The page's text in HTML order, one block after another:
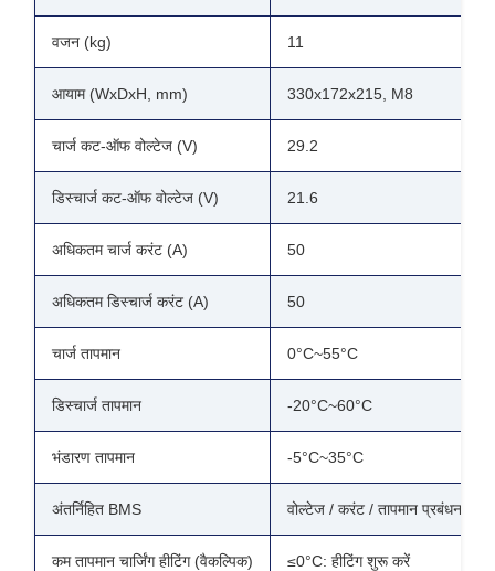
वजन (kg) 11
आयाम (WxDxH, mm) 330x172x215, M8
चार्ज कट-ऑफ वोल्टेज (V) 29.2
डिस्चार्ज कट-ऑफ वोल्टेज (V) 21.6
अधिकतम चार्ज करंट (A) 50
अधिकतम डिस्चार्ज करंट (A) 50
चार्ज तापमान 0°C~55°C
डिस्चार्ज तापमान -20°C~60°C
भंडारण तापमान -5°C~35°C
अंतर्निहित BMS वोल्टेज / करंट / तापमान प्रबंधन
कम तापमान चार्जिंग हीटिंग (वैकल्पिक)
≤0°C: हीटिंग शुरू करें